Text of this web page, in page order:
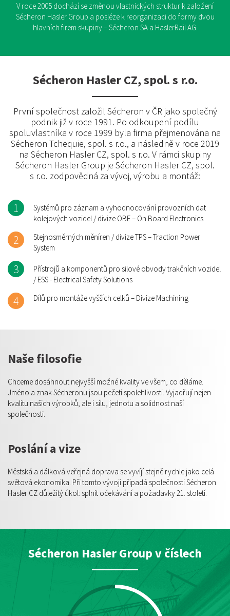
V roce 2005 dochází se změnou vlastnických struktur k založení
Sécheron Hasler Group a posléze k reorganizaci do formy dvou
hlavních firem skupiny – Sécheron SA a HaslerRail AG.
Sécheron Hasler CZ, spol. s r.o.
První společnost založil Sécheron v ČR jako společný
podnik již v roce 1991. Po odkoupení podílu
spoluvlastníka v roce 1999 byla firma přejmenována na
Sécheron Tchequie, spol. s r.o., a následně v roce 2019
na Sécheron Hasler CZ, spol. s r.o. V rámci skupiny
Sécheron Hasler Group je Sécheron Hasler CZ, spol.
s r.o. zodpovědná za vývoj, výrobu a montáž:
1
Systémů pro záznam a vyhodnocování provozních dat
kolejových vozidel / divize OBE – On Board Electronics
2
Stejnosměrných měníren / divize TPS – Traction Power
System
3
Přístrojů a komponentů pro silové obvody trakčních vozidel
/ ESS - Electrical Safety Solutions
4 Dílů pro montáže vyšších celků – Divize Machining
Naše filosofie
Chceme dosáhnout nejvyšší možné kvality ve všem, co děláme.
Jméno a znak Sécheronu jsou pečetí spolehlivosti. Vyjadřují nejen
kvalitu našich výrobků, ale i sílu, jednotu a solidnost naší
společnosti.
Poslání a vize
Městská a dálková veřejná doprava se vyvíjí stejně rychle jako celá
světová ekonomika. Při tomto vývoji připadá společnosti Sécheron
Hasler CZ důležitý úkol: splnit očekávání a požadavky 21. století.
Sécheron Hasler Group v číslech